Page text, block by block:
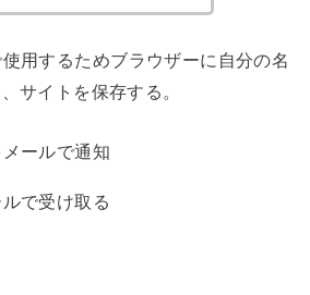
用するためブラウザーに自分の名
サイトを保存する。
ールで通知
で受け取る